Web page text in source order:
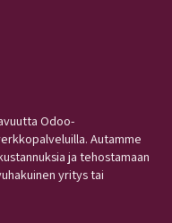
Odoo-
Autamme
ja tehostamaan
yritys tai